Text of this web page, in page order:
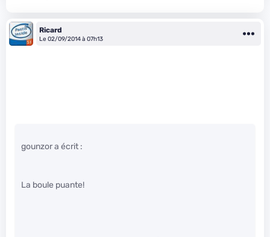
Ricard
Le 02/09/2014 à 07h13
gounzor a écrit :
La boule puante!